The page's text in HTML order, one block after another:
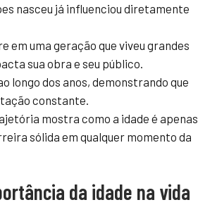
nasceu já influenciou diretamente
em uma geração que viveu grandes
sua obra e seu público.
longo dos anos, demonstrando que
constante.
mostra como a idade é apenas
sólida em qualquer momento da
da idade na vida